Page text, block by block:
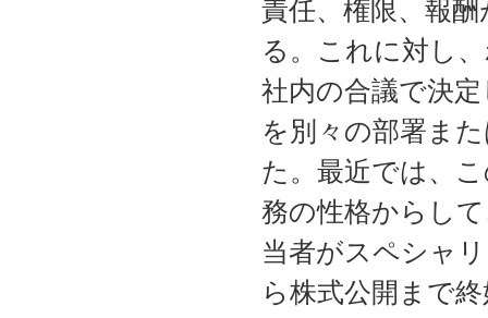
責任、権限、報
る。これに対し
社内の合議で決
を別々の部署ま
た。最近では、
務の性格からし
当者がスペシャ
ら株式公開まで